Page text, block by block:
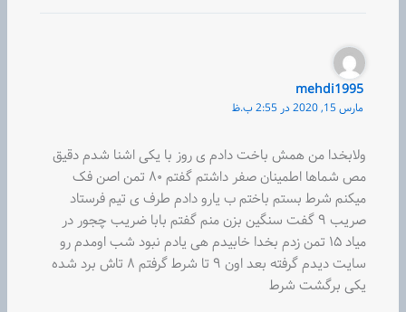
mehdi1995
مارس 15, 2020 در 2:55 ب.ظ
ولابخدا من همش باخت دادم ی روز با یکی اشنا شدم دقیق
مص شماها اطمینان صفر داشتم گفتم ۸۰ تمن اصن فک
میکنم شرط بستم باختم ب یارو دادم طرف ی تیم فرستاد
صریب ۹ گفت سنگین بزن منم گفتم بابا ضریب چجور در
میاد ۱۵ تمن زدم بخدا خابیدم هی یادم نبود شب اومدم رو
سایت دیدم گرفته بعد اون ۹ تا شرط گرفتم ۸ تاش برد شده
یکی برگشت شرط